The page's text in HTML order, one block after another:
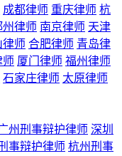
成都律师 重庆律师 杭
州律师 南京律师 天津
律师 合肥律师 青岛律
师 厦门律师 福州律师
石家庄律师 太原律师
州刑事辩护律师 深圳
事辩护律师 杭州刑事